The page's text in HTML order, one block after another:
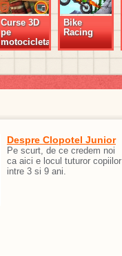
Curse 3D
pe
motocicleta
Bike
Racing
Despre Clopotel Junior
Pe scurt, de ce credem noi
ca aici e locul tuturor copiilor
intre 3 si 9 ani.